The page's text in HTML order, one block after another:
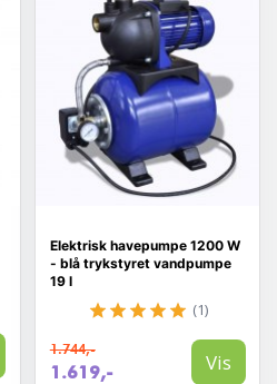
Elektrisk havepumpe 1200 W
- blå trykstyret vandpumpe
19 l
(1)
1.744,-
1.619,- Vis